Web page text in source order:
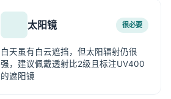
太阳镜 很必要
白天虽有白云遮挡，但太阳辐射仍很
强，建议佩戴透射比2级且标注UV400
的遮阳镜